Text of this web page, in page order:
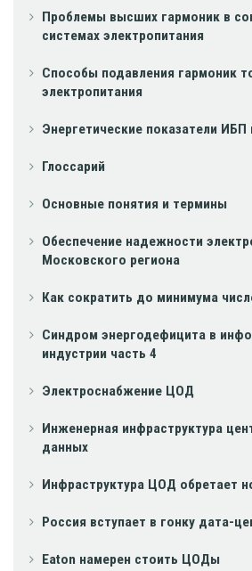
Проблемы высших гармоник в
системах электропитания
Способы подавления гармоник
электропитания
Энергетические показатели
Глоссарий
Основные понятия и термины
Обеспечение надежности
Московского региона
Как сократить до минимума
Синдром энергодефицита в
индустрии часть 4
Электроснабжение ЦОД
Инженерная инфраструктура
данных
Инфраструктура ЦОД обретает
Россия вступает в гонку дата-
Eaton намерен стоить ЦОДы